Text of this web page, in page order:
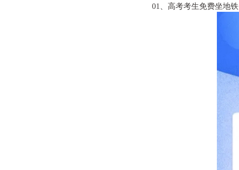
01、高考考生免费坐地铁